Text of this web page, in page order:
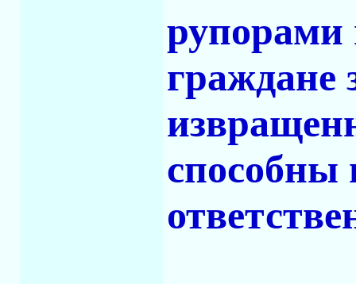
рупорами
граждане
способны